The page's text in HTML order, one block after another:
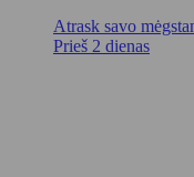
Atrask savo
Prieš 2 dienas